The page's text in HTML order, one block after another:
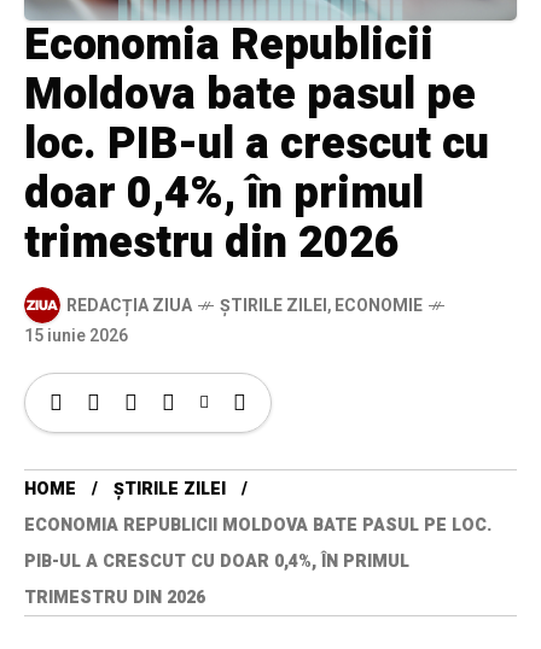
Economia Republicii
Moldova bate pasul pe
loc. PIB-ul a crescut cu
doar 0,4%, în primul
trimestru din 2026
REDACȚIA ZIUA ȘTIRILE ZILEI,ECONOMIE
15 iunie 2026
HOME
ȘTIRILE ZILEI
ECONOMIA REPUBLICII MOLDOVA BATE PASUL PE LOC.
PIB-UL A CRESCUT CU DOAR 0,4%, ÎN PRIMUL
TRIMESTRU DIN 2026